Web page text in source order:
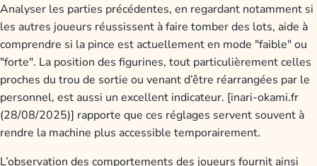
Analyser les parties précédentes, en regardant notamment si
les autres joueurs réussissent à faire tomber des lots, aide à
comprendre si la pince est actuellement en mode "faible" ou
"forte". La position des figurines, tout particulièrement celles
proches du trou de sortie ou venant d’être réarrangées par le
personnel, est aussi un excellent indicateur. [inari-okami.fr
(28/08/2025)] rapporte que ces réglages servent souvent à
rendre la machine plus accessible temporairement.
L’observation des comportements des joueurs fournit ainsi